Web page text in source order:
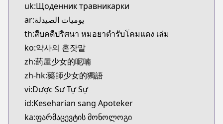
Official English
https://global.manga-up.com/manga/164
Official Site
Official Site
http://www.ki-oon.com/mangas/tomes-1306-
Twitter
Twitter
https://x.com/LesCarnetsmanga
Official Site
Official Site
uk:Щоденник травникарки
ar:يوميات الصيدلة
th:สืบคดีปริศนา หมอยาตำรับโคมแดง เล่ม
ko:약사의 혼잣말
zh:药屋少女的呢喃
zh-hk:藥師少女的獨語
vi:Dược Sư Tự Sự
id:Keseharian sang Apoteker
ka:ფარმაცევტის მონოლოგი